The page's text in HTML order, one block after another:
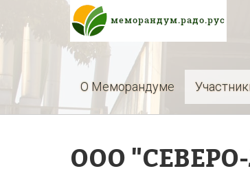
О Меморандуме
ООО